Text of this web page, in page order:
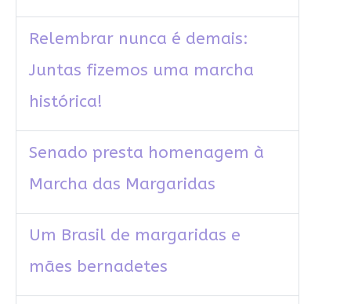
Relembrar nunca é demais:
Juntas fizemos uma marcha
histórica!
Senado presta homenagem à
Marcha das Margaridas
Um Brasil de margaridas e
mães bernadetes